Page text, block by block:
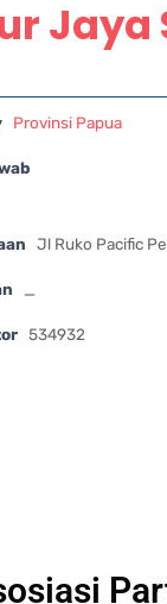
Jaya
Provinsi Papua
Jl Ruko Pacific
534932